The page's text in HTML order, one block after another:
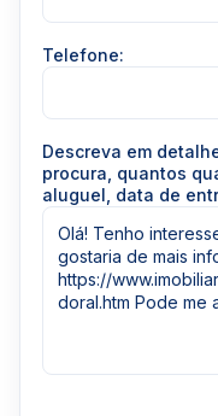
Telefone:
Descreva em
procura, quantos
aluguel, data de